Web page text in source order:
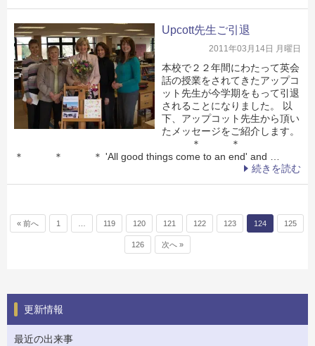
Upcott先生ご引退
2011年03月14日 月曜日
本校で２２年間にわたって英会
話の授業をされてきたアップコ
ット先生が今学期をもって引退
されることになりました。 以
下、アップコット先生から頂い
たメッセージをご紹介します。
＊ ＊
＊ ＊ ＊ 'All good things come to an end' and …
続きを読む
« 前へ 1 119 120 121 122 123 124 125
126 次へ »
更新情報
最近の出来事